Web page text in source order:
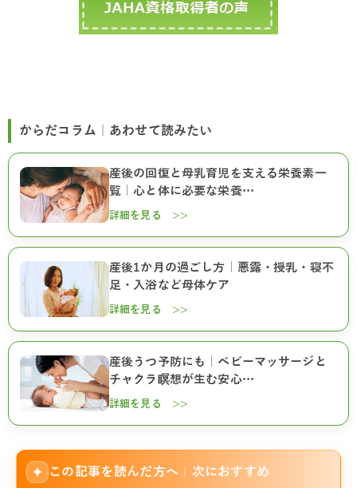
からだコラム｜あわせて読みたい
産後の回復と母乳育児を支える栄養素一
覧｜心と体に必要な栄養…
詳細を見る >>
産後1か月の過ごし方｜悪露・授乳・寝不
足・入浴など母体ケア
詳細を見る >>
産後うつ予防にも｜ベビーマッサージと
チャクラ瞑想が生む安心…
詳細を見る >>
✦ この記事を読んだ方へ｜次におすすめ